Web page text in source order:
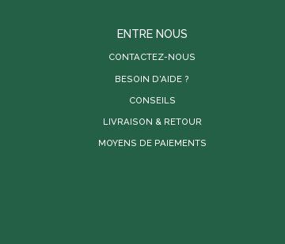
ENTRE NOUS
CONTACTEZ-NOUS
BESOIN D'AIDE ?
CONSEILS
LIVRAISON & RETOUR
MOYENS DE PAIEMENTS